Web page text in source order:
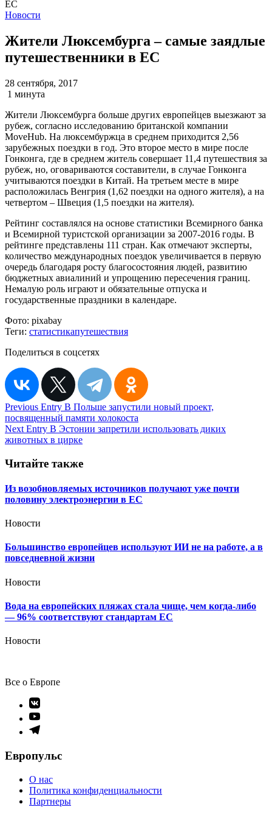
Новости
Жители Люксембурга – самые заядлые
путешественники в ЕС
28 сентября, 2017
1 минута
Жители Люксембурга больше других европейцев выезжают за
рубеж, согласно исследованию британской компании
MoveHub. На люксембуржца в среднем приходится 2,56
зарубежных поездки в год. Это второе место в мире после
Гонконга, где в среднем житель совершает 11,4 путешествия за
рубеж, но, оговариваются составители, в случае Гонконга
учитываются поездки в Китай. На третьем месте в мире
расположилась Венгрия (1,62 поездки на одного жителя), а на
четвертом – Швеция (1,5 поездки на жителя).
Рейтинг составлялся на основе статистики Всемирного банка
и Всемирной туристской организации за 2007-2016 годы. В
рейтинге представлены 111 стран. Как отмечают эксперты,
количество международных поездок увеличивается в первую
очередь благодаря росту благосостояния людей, развитию
бюджетных авиалиний и упрощению пересечения границ.
Немалую роль играют и обязательные отпуска и
государственные праздники в календаре.
Фото: pixabay
Теги: статистикапутешествия
Поделиться в соцсетях
Навигация
по
записям
Previous Entry В Польше запустили новый проект,
посвященный памяти холокоста
Next Entry В Эстонии запретили использовать диких
животных в цирке
Читайте также
Из возобновляемых источников получают уже почти
половину электроэнергии в ЕС
Новости
Большинство европейцев используют ИИ не на работе, а в
повседневной жизни
Новости
Вода на европейских пляжах стала чище, чем когда-либо
— 96% соответствуют стандартам ЕС
Новости
Все о Европе
Элемент
меню
Элемент
меню
Элемент
Европульс
О нас
Политика конфиденциальности
Партнеры